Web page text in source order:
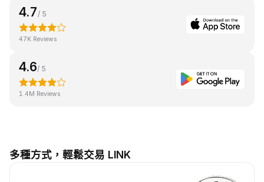
4.7/ 5
47K Reviews
4.6/ 5
1.4M Reviews
多種方式，輕鬆交易 LINK